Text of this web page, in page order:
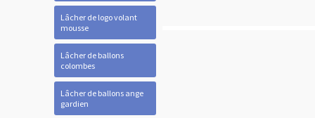
Lâcher de logo volant
mousse
Lâcher de ballons
colombes
Lâcher de ballons ange
gardien